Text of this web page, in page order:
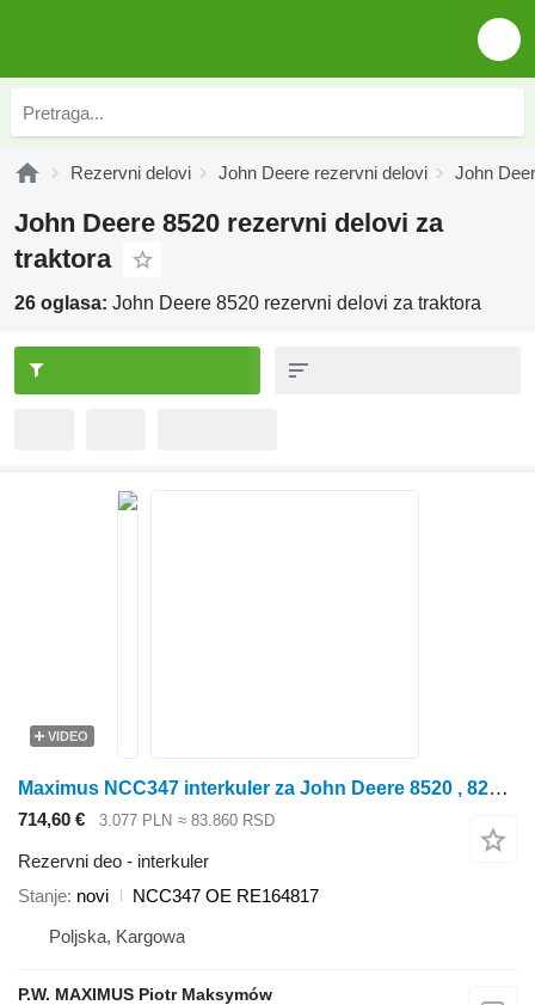
Rezervni delovi John Deere rezervni delovi John
John Deere 8520 rezervni delovi za
traktora
26 oglasa: John Deere 8520 rezervni delovi za traktora
VIDEO
Maximus NCC347 interkuler za John Deere 8520 , 8220 , 8120 , 8420 , 8320 , traktora točkaša
714,60 € 3.077 PLN ≈ 83.860 RSD
Rezervni deo - interkuler
Stanje novi
NCC347 OE RE164817
Poljska, Kargowa
P.W. MAXIMUS Piotr Maksymów